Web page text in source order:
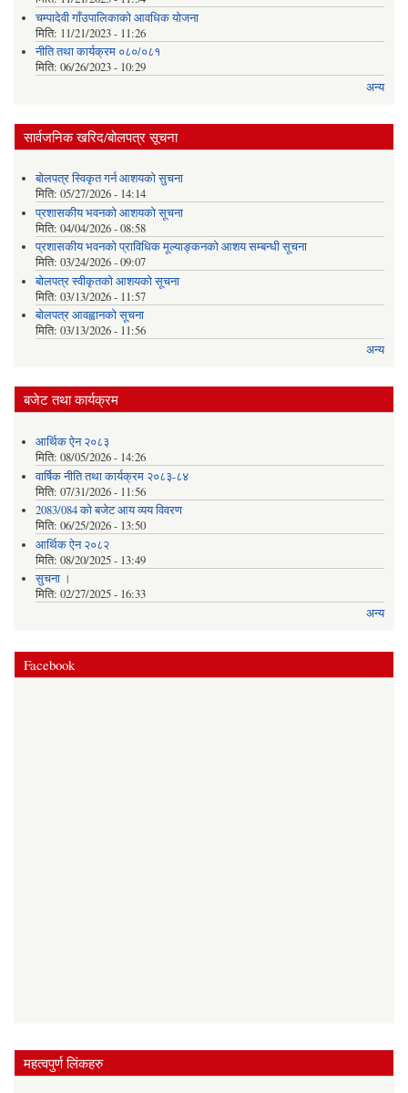
चम्पादेवी गाँउपालिकाकाे आवधिक योजना
मिति: 11/21/2023 - 11:26
नीति तथा कार्यक्रम ०८०/०८१
मिति: 06/26/2023 - 10:29
अन्य
सार्वजनिक खरिद/बोलपत्र सूचना
बोलपत्र स्विकृत गर्न आशयको सुचना
मिति: 05/27/2026 - 14:14
प्रशासकीय भवनको आशयको सूचना
मिति: 04/04/2026 - 08:58
प्रशासकीय भवनको प्राविधिक मूल्याङ्कनको आशय सम्बन्धी सूचना
मिति: 03/24/2026 - 09:07
बोलपत्र स्वीकृतको आशयको सूचना
मिति: 03/13/2026 - 11:57
बोलपत्र आवह्वानको सूचना
मिति: 03/13/2026 - 11:56
अन्य
बजेट तथा कार्यक्रम
आर्थिक ऐन २०८३
मिति: 08/05/2026 - 14:26
वार्षिक नीति तथा कार्यक्रम २०८३-८४
मिति: 07/31/2026 - 11:56
2083/084 को बजेट आय व्यय विवरण
मिति: 06/25/2026 - 13:50
आर्थिक ऐन २०८२
मिति: 08/20/2025 - 13:49
सुचना ।
मिति: 02/27/2025 - 16:33
अन्य
Facebook
महत्वपुर्ण लिंकहरु